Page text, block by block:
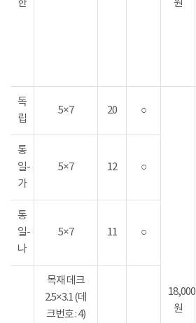
한
원
독
립
5×7 20 ○
18,000
원
통
일-
가
5×7 12 ○
통
일-
나
5×7 11 ○
목재 데크
2.5×3.1 (데
크번호 : 4)